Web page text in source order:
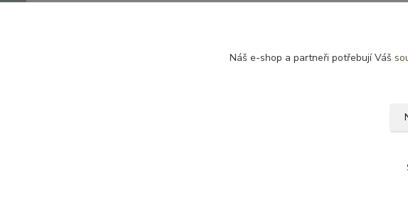
Zboží zařazeno v
Náš e-shop a partneři potřebují Váš